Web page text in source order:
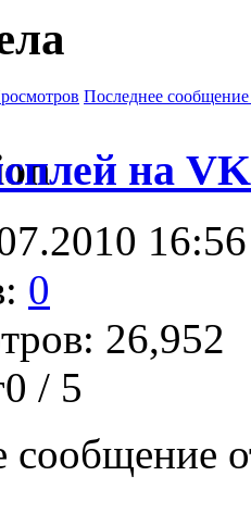
Последнее сообщение
на
16:56
0
26,952
/ 5
сообщение